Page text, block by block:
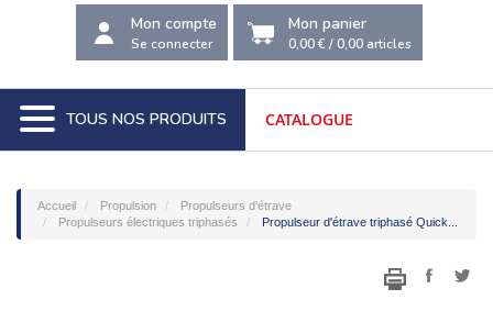
Mon compte
Se connecter
Mon panier
0,00 €/0,00 articles
TOUS NOS PRODUITS CATALOGUE
Accueil Propulsion
Propulseurs d’étrave
Propulseurs électriques triphasés
Propulseur d'étrave triphasé Quick...